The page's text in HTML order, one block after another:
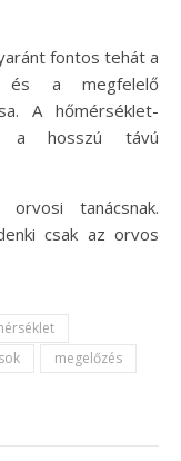
fontos tehát a
és a megfelelő
A hőmérséklet-
a hosszú távú
tanácsnak.
csak az orvos
megelőzés